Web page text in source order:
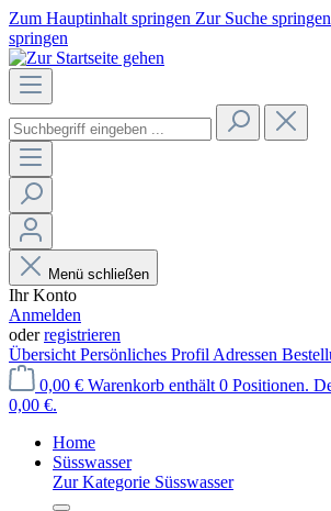
Zum Hauptinhalt springen Zur Suche springen
springen
Menü schließen
Ihr Konto
Anmelden
oderregistrieren
Übersicht Persönliches Profil Adressen
0,00 € Warenkorb enthält 0 Positionen.
0,00 €.
Home
Süsswasser
Zur Kategorie Süsswasser